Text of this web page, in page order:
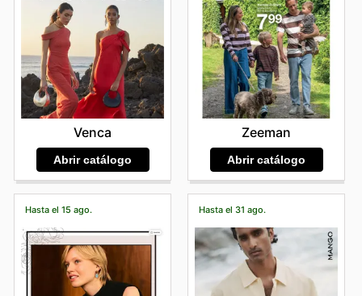
Venca
Abrir catálogo
Zeeman
Abrir catálogo
Hasta el 15 ago. Hasta el 31 ago.